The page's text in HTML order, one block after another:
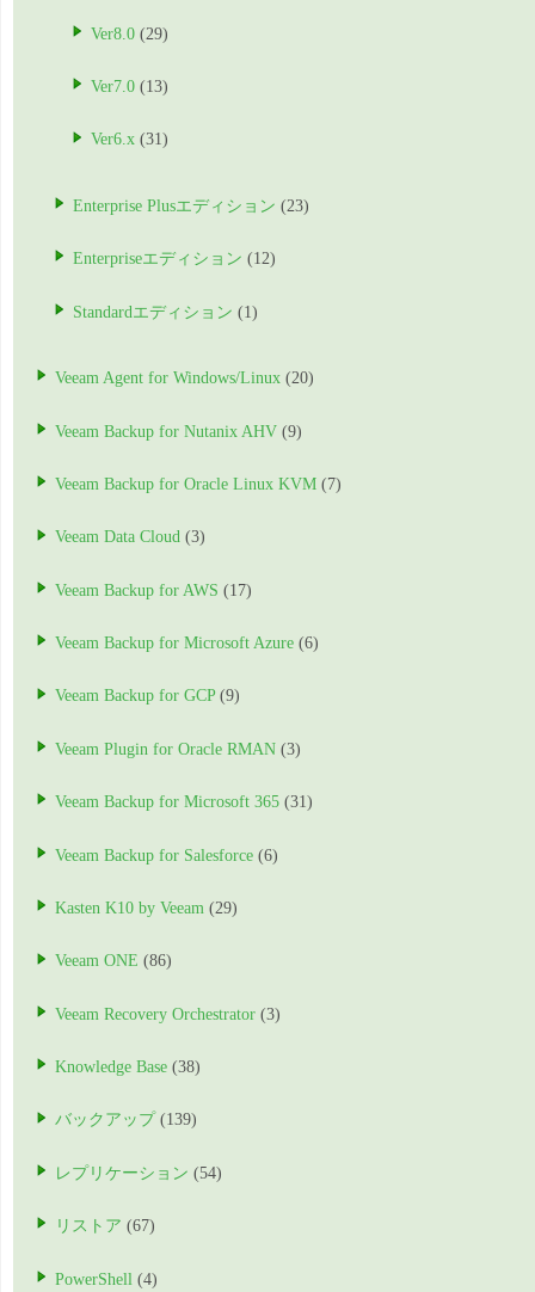
Ver8.0 (29)
Ver7.0 (13)
Ver6.x (31)
Enterprise Plusエディション (23)
Enterpriseエディション (12)
Standardエディション (1)
Veeam Agent for Windows/Linux (20)
Veeam Backup for Nutanix AHV (9)
Veeam Backup for Oracle Linux KVM (7)
Veeam Data Cloud (3)
Veeam Backup for AWS (17)
Veeam Backup for Microsoft Azure (6)
Veeam Backup for GCP(9)
Veeam Plugin for Oracle RMAN (3)
Veeam Backup for Microsoft 365 (31)
Veeam Backup for Salesforce (6)
Kasten K10 by Veeam (29)
Veeam ONE (86)
Veeam Recovery Orchestrator (3)
Knowledge Base (38)
バックアップ (139)
レプリケーション (54)
リストア (67)
PowerShell (4)